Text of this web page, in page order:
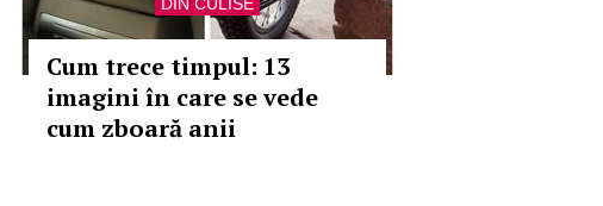
Cum trece timpul: 13
imagini în care se vede
cum zboară anii